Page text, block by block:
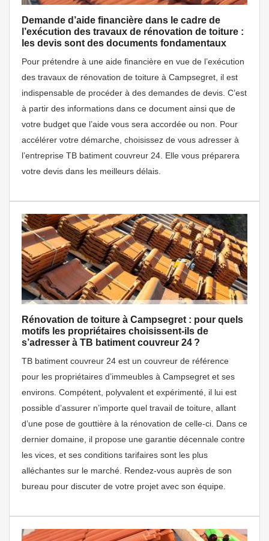
Demande d’aide financière dans le cadre de
l’exécution des travaux de rénovation de toiture :
les devis sont des documents fondamentaux
Pour prétendre à une aide financière en vue de l’exécution
des travaux de rénovation de toiture à Campsegret, il est
indispensable de procéder à des demandes de devis. C’est
à partir des informations dans ce document ainsi que de
votre budget que l’aide vous sera accordée ou non. Pour
accélérer votre démarche, choisissez de vous adresser à
l’entreprise TB batiment couvreur 24. Elle vous préparera
votre devis dans les meilleurs délais.
Rénovation de toiture à Campsegret : pour quels
motifs les propriétaires choisissent-ils de
s’adresser à TB batiment couvreur 24 ?
TB batiment couvreur 24 est un couvreur de référence
pour les propriétaires d’immeubles à Campsegret et ses
environs. Compétent, polyvalent et expérimenté, il lui est
possible d’assurer n’importe quel travail de toiture, allant
d’une pose de gouttière à la rénovation de celle-ci. Dans ce
dernier domaine, il propose une garantie décennale contre
les vices, et ses conditions tarifaires sont les plus
alléchantes sur le marché. Rendez-vous auprès de son
bureau pour discuter de votre projet avec son équipe.